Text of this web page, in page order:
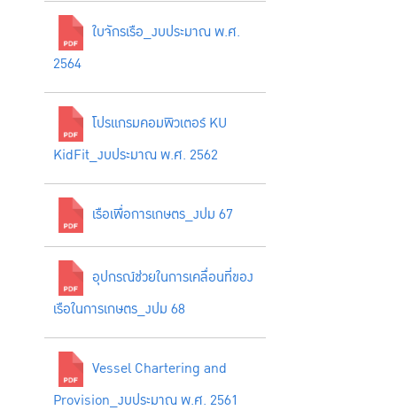
ใบจักรเรือ_งบประมาณ พ.ศ.
2564
โปรแกรมคอมพิวเตอร์ KU
KidFit_งบประมาณ พ.ศ. 2562
เรือเพื่อการเกษตร_งปม 67
อุปกรณ์ช่วยในการเคลื่อนที่ของ
เรือในการเกษตร_งปม 68
Vessel Chartering and
Provision_งบประมาณ พ.ศ. 2561